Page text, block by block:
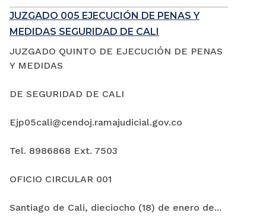
JUZGADO 005 EJECUCIÓN DE PENAS Y
MEDIDAS SEGURIDAD DE CALI
JUZGADO QUINTO DE EJECUCIÓN DE PENAS
Y MEDIDAS
DE SEGURIDAD DE CALI
Ejp05cali@cendoj.ramajudicial.gov.co
Tel. 8986868 Ext. 7503
OFICIO CIRCULAR 001
Santiago de Cali, dieciocho (18) de enero de...